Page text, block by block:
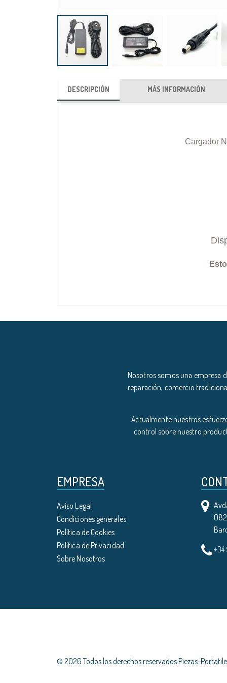
DESCRIPCIÓN
Cargador
MÁS INFORMACIÓN
Nosotros somos una empresa
reparación, comercio
Actualmente nuestros
control sobre nuestro
EMPRESA
Aviso Legal
Condiciones generales
Política de Cookies
Política de Privacidad
Sobre Nosotros
© 2026 Todos los derechos reservados Piezas-